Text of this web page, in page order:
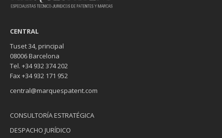
CENTRAL
Tuset 34, principal
08006 Barcelona
Tel. +34 932 374 202
Fax +34 932 171 952
central@marquespatent.com
CONSULTORÍA ESTRATÉGICA
DESPACHO JURÍDICO